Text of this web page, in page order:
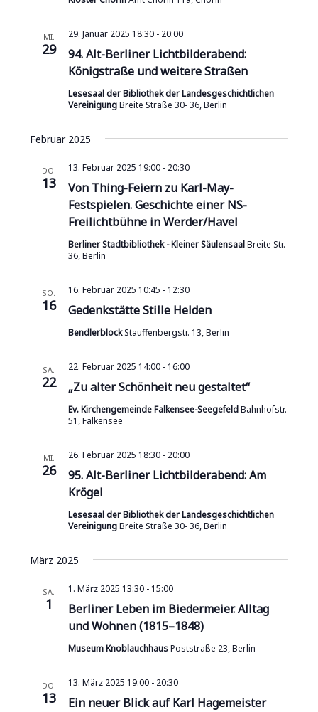
MI.
29
94. Alt-Berliner Lichtbilderabend:
Königstraße und weitere Straßen
29. Januar 2025 18:30- 20:00
Lesesaal der Bibliothek der Landesgeschichtlichen
VereinigungBreite Straße 30- 36, Berlin
Februar 2025
DO.
13
Von Thing-Feiern zu Karl-May-
Festspielen. Geschichte einer NS-
Freilichtbühne in Werder/Havel
13. Februar 2025 19:00- 20:30
Berliner Stadtbibliothek - Kleiner SäulensaalBreite Str.
36, Berlin
SO.
16 Gedenkstätte Stille Helden
16. Februar 2025 10:45 - 12:30
BendlerblockStauffenbergstr. 13, Berlin
SA.
22 „Zu alter Schönheit neu gestaltet“
22. Februar 2025 14:00- 16:00
Ev. Kirchengemeinde Falkensee-SeegefeldBahnhofstr.
51, Falkensee
MI.
26
95. Alt-Berliner Lichtbilderabend: Am
Krögel
26. Februar 2025 18:30- 20:00
Lesesaal der Bibliothek der Landesgeschichtlichen
VereinigungBreite Straße 30- 36, Berlin
März 2025
SA.
1
Berliner Leben im Biedermeier. Alltag
und Wohnen (1815–1848)
1. März 2025 13:30- 15:00
Museum KnoblauchhausPoststraße 23, Berlin
DO.
13 Ein neuer Blick auf Karl Hagemeister
13. März 2025 19:00- 20:30